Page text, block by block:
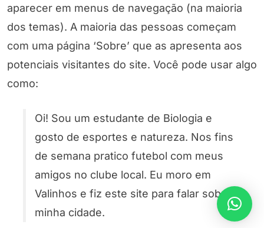
aparecer em menus de navegação (na maioria
dos temas). A maioria das pessoas começam
com uma página ‘Sobre’ que as apresenta aos
potenciais visitantes do site. Você pode usar algo
como:
Oi! Sou um estudante de Biologia e
gosto de esportes e natureza. Nos fins
de semana pratico futebol com meus
amigos no clube local. Eu moro em
Valinhos e fiz este site para falar sobre
minha cidade.